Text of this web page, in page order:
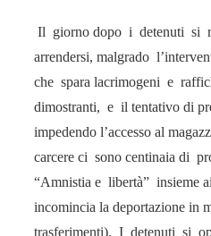
Il giorno dopo i detenuti si
arrendersi, malgrado
che spara lacrimogeni e
dimostranti, e il tentativo di
impedendo l’accesso al
carcere ci sono centinaia di
“Amnistia e libertà” insieme
incomincia la deportazione in
trasferimenti). I detenuti si